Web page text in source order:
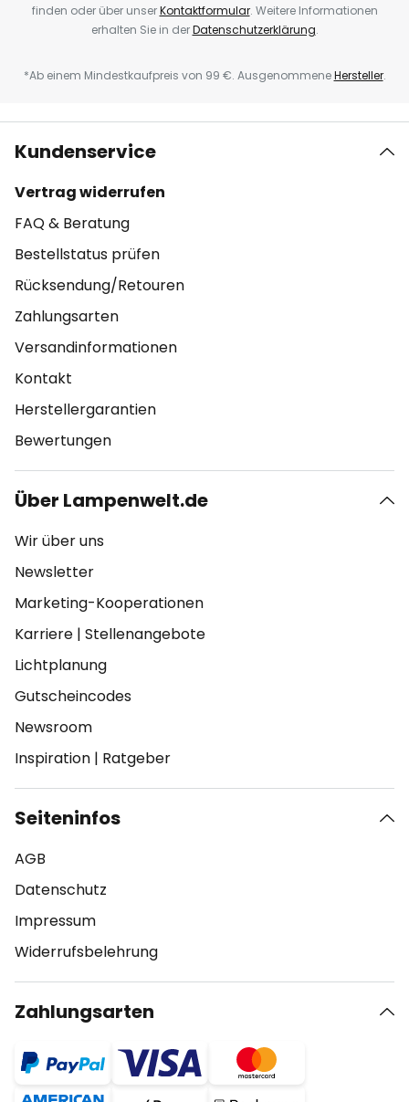
finden oder über unserKontaktformular. Weitere Informationen
erhalten Sie in derDatenschutzerklärung.
*Ab einem Mindestkaufpreis von 99 €. AusgenommeneHersteller.
Kundenservice
Vertrag widerrufen
FAQ & Beratung
Bestellstatus prüfen
Rücksendung/Retouren
Zahlungsarten
Versandinformationen
Kontakt
Herstellergarantien
Bewertungen
Über Lampenwelt.de
Wir über uns
Newsletter
Marketing-Kooperationen
Karriere | Stellenangebote
Lichtplanung
Gutscheincodes
Newsroom
Inspiration | Ratgeber
Seiteninfos
AGB
Datenschutz
Impressum
Widerrufsbelehrung
Zahlungsarten